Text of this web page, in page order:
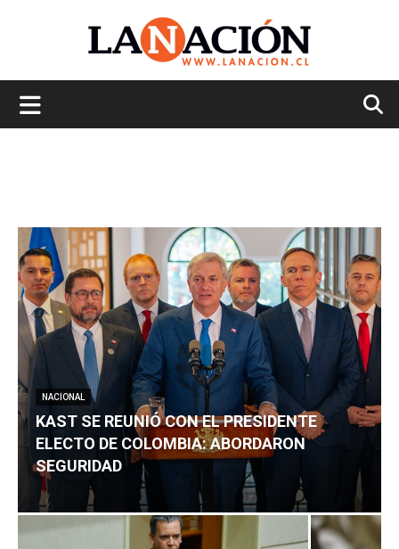
NACIONAL
KAST SE REUNIÓ CON EL PRESIDENTE
ELECTO DE COLOMBIA: ABORDARON
SEGURIDAD